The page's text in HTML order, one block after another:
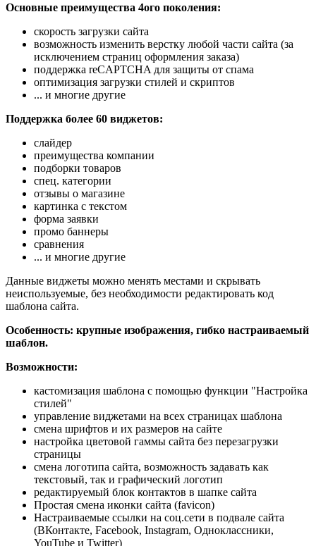
Основные преимущества 4ого поколения:
скорость загрузки сайта
возможность изменить верстку любой части сайта (за
исключением страниц оформления заказа)
поддержка reCAPTCHA для защиты от спама
оптимизация загрузки стилей и скриптов
... и многие другие
Поддержка более 60 виджетов:
слайдер
преимущества компании
подборки товаров
спец. категории
отзывы о магазине
картинка с текстом
форма заявки
промо баннеры
сравнения
... и многие другие
Данные виджеты можно менять местами и скрывать
неиспользуемые, без необходимости редактировать код
шаблона сайта.
Особенность: крупные изображения, гибко настраиваемый
шаблон.
Возможности:
кастомизация шаблона с помощью функции "Настройка
стилей"
управление виджетами на всех страницах шаблона
смена шрифтов и их размеров на сайте
настройка цветовой гаммы сайта без перезагрузки
страницы
смена логотипа сайта, возможность задавать как
текстовый, так и графический логотип
редактируемый блок контактов в шапке сайта
Простая смена иконки сайта (favicon)
Настраиваемые ссылки на соц.сети в подвале сайта
(ВКонтакте, Facebook, Instagram, Одноклассники,
YouTube и Twitter)